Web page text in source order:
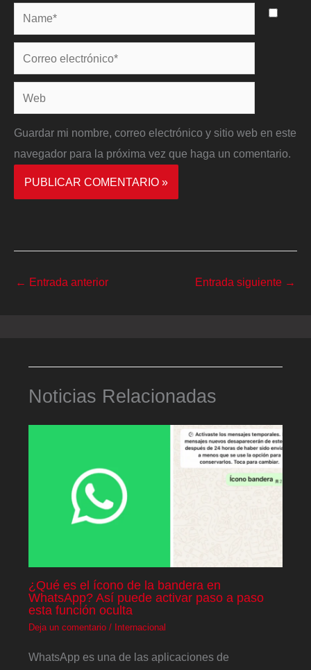
Name*
Correo
electrónico*
Web
Guardar mi nombre, correo electrónico y sitio web en este
navegador para la próxima vez que haga un comentario.
← Entrada anterior Entrada siguiente →
Noticias Relacionadas
¿Qué es el ícono de la bandera en
WhatsApp? Así puede activar paso a paso
esta función oculta
Deja un comentario / Internacional
WhatsApp es una de las aplicaciones de